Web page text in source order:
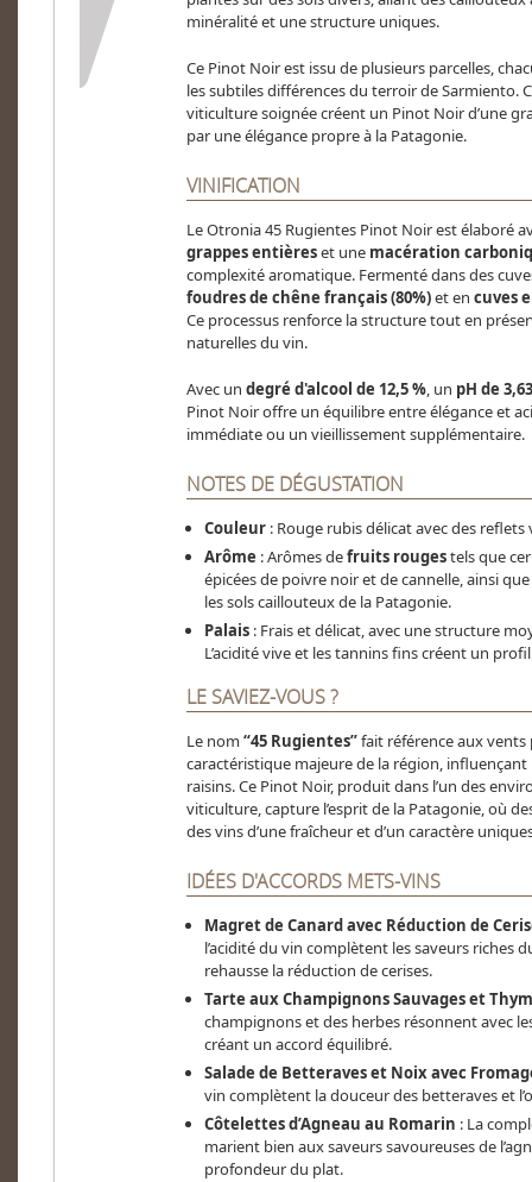
minéralité et une structure uniques.
Ce Pinot Noir est issu de plusieurs parcelles,
les subtiles différences du terroir de Sarmiento.
viticulture soignée créent un Pinot Noir d’une
par une élégance propre à la Patagonie.
VINIFICATION
Le Otronia 45 Rugientes Pinot Noir est élaboré
grappes entièreset une macération
complexité aromatique. Fermenté dans des
foudres de chêne français (80%)et en cuves
Ce processus renforce la structure tout en
naturelles du vin.
Avec un degré d'alcool de 12,5 %, un pH de 3,63
Pinot Noir offre un équilibre entre élégance et
immédiate ou un vieillissement supplémentaire.
NOTES DE DÉGUSTATION
Couleur: Rouge rubis délicat avec des
Arôme : Arômes defruits rougestels que
épicées de poivre noir et de cannelle, ainsi
les sols caillouteux de la Patagonie.
Palais: Frais et délicat, avec une structure
L’acidité vive et les tannins fins créent un
LE SAVIEZ-VOUS ?
Le nom “45 Rugientes”fait référence aux vents
caractéristique majeure de la région, influençant
raisins. Ce Pinot Noir, produit dans l’un des
viticulture, capture l’esprit de la Patagonie, où
des vins d’une fraîcheur et d’un caractère
IDÉES D'ACCORDS METS-VINS
Magret de Canard avec Réduction de
l’acidité du vin complètent les saveurs riches
rehausse la réduction de cerises.
Tarte aux Champignons Sauvages et Thym
champignons et des herbes résonnent avec
créant un accord équilibré.
Salade de Betteraves et Noix avec
vin complètent la douceur des betteraves et
Côtelettes d’Agneau au Romarin : La
marient bien aux saveurs savoureuses de
profondeur du plat.